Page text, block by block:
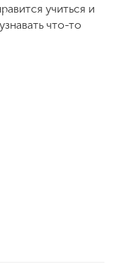
учиться и
что-то